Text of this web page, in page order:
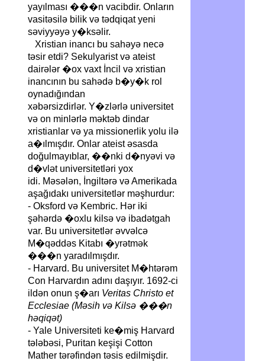
yayılması ���n vacibdir. Onların
vasitəsilə bilik və tədqiqat yeni
səviyyəyə y�ksəlir.
Xristian inancı bu sahəyə necə
təsir etdi? Sekulyarist və ateist
dairələr �ox vaxt İncil və xristian
inancının bu sahədə b�y�k rol
oynadığından
xəbərsizdirlər. Y�zlərlə universitet
və on minlərlə məktəb dindar
xristianlar və ya missionerlik yolu ilə
a�ılmışdır. Onlar ateist əsasda
doğulmayıblar, ��nki d�nyəvi və
d�vlət universitetləri yox
idi. Məsələn, İngiltərə və Amerikada
aşağıdakı universitetlər məşhurdur:
- Oksford və Kembric. Hər iki
şəhərdə �oxlu kilsə və ibadətgah
var. Bu universitetlər əvvəlcə
M�qəddəs Kitabı �yrətmək
���n yaradılmışdır.
- Harvard. Bu universitet M�htərəm
Con Harvardın adını daşıyır. 1692-ci
ildən onun ş�arı Veritas Christo et
Ecclesiae (Məsih və Kilsə ���n
həqiqət)
- Yale Universiteti ke�miş Harvard
tələbəsi, Puritan keşişi Cotton
Mather tərəfindən təsis edilmişdir.